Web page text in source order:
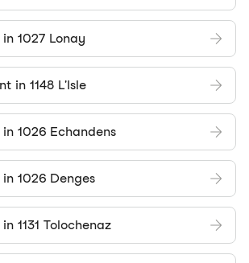
1027 Lonay
in 1148 L'Isle
1026 Echandens
1026 Denges
1131 Tolochenaz